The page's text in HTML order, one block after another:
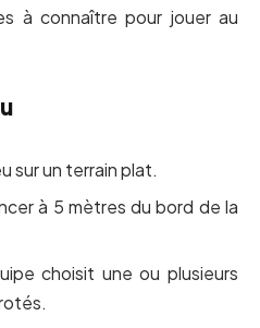
à connaître pour jouer au
sur un terrain plat.
à 5 mètres du bord de la
choisit une ou plusieurs